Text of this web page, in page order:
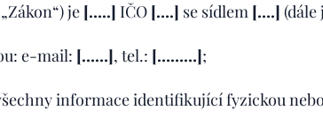
je […..] IČO [….] se sídlem [….] (dále
e-mail: [……], tel.: [………];
informace identifikující fyzickou